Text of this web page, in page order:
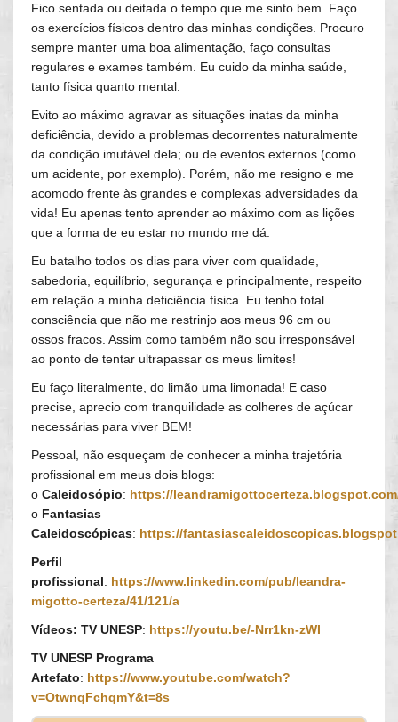
Fico sentada ou deitada o tempo que me sinto bem. Faço
os exercícios físicos dentro das minhas condições. Procuro
sempre manter uma boa alimentação, faço consultas
regulares e exames também. Eu cuido da minha saúde,
tanto física quanto mental.
Evito ao máximo agravar as situações inatas da minha
deficiência, devido a problemas decorrentes naturalmente
da condição imutável dela; ou de eventos externos (como
um acidente, por exemplo). Porém, não me resigno e me
acomodo frente às grandes e complexas adversidades da
vida! Eu apenas tento aprender ao máximo com as lições
que a forma de eu estar no mundo me dá.
Eu batalho todos os dias para viver com qualidade,
sabedoria, equilíbrio, segurança e principalmente, respeito
em relação a minha deficiência física. Eu tenho total
consciência que não me restrinjo aos meus 96 cm ou
ossos fracos. Assim como também não sou irresponsável
ao ponto de tentar ultrapassar os meus limites!
Eu faço literalmente, do limão uma limonada! E caso
precise, aprecio com tranquilidade as colheres de açúcar
necessárias para viver BEM!
Pessoal, não esqueçam de conhecer a minha trajetória
profissional em meus dois blogs:
o Caleidosópio: https://
o Fantasias
Caleidoscópicas: https://
Perfil
profissional: https://www.linkedin.com/pub/leandra-
migotto-certeza/41/121/a
Vídeos: TV UNESP: https://youtu.be/-Nrr1kn-zWI
TV UNESP Programa
Artefato: https://www.youtube.com/watch?
v=OtwnqFchqmY&t=8s